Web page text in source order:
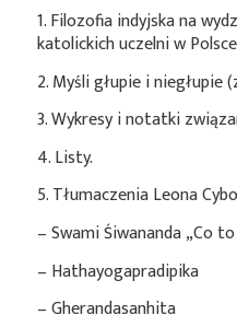
1. Filozofia indyjska na
katolickich uczelni w
2. Myśli głupie i
3. Wykresy i notatki
4. Listy.
5. Tłumaczenia Leona
– Swami Śiwananda „Co
– Hathayogapradipika
– Gherandasanhita